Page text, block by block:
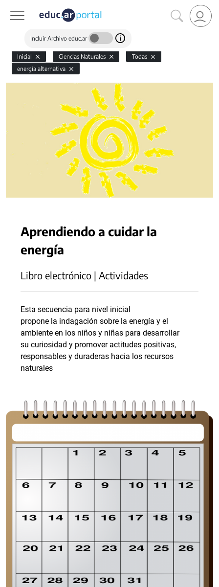
Incluir Archivo educ.ar
Inicial Ciencias Naturales
Todas
energía alternativa
Aprendiendo a cuidar la
energía
Libro electrónico | Actividades
Esta secuencia para nivel inicial
propone la indagación sobre la energía y el
ambiente en los niños y niñas para desarrollar
su curiosidad y promover actitudes positivas,
responsables y duraderas hacia los recursos
naturales